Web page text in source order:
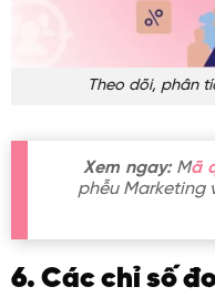
Theo dõi, phân
Xem ngay:Mã
phễu Marketing
6. Các chỉ số